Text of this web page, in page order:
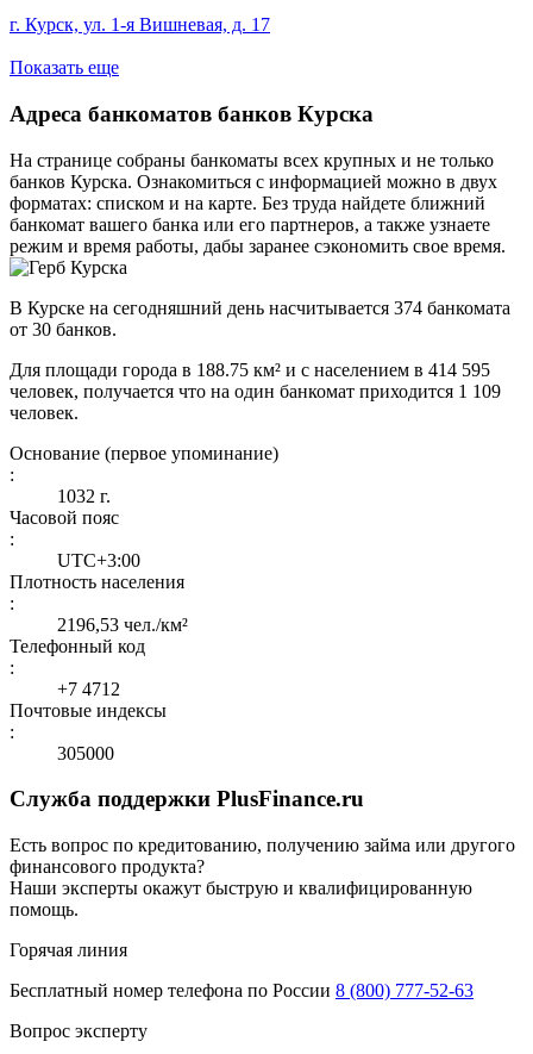
г. Курск, ул. 1-я Вишневая, д. 17
Показать еще
Адреса банкоматов банков Курска
На странице собраны банкоматы всех крупных и не только
банков Курска. Ознакомиться с информацией можно в двух
форматах: списком и на карте. Без труда найдете ближний
банкомат вашего банка или его партнеров, а также узнаете
режим и время работы, дабы заранее сэкономить свое время.
В Курске на сегодняшний день насчитывается 374 банкомата
от 30 банков.
Для площади города в 188.75 км² и с населением в 414 595
человек, получается что на один банкомат приходится 1 109
человек.
Основание (первое упоминание)
:
1032 г.
Часовой пояс
:
UTC+3:00
Плотность населения
:
2196,53 чел./км²
Телефонный код
:
+7 4712
Почтовые индексы
:
305000
Служба поддержки PlusFinance.ru
Есть вопрос по кредитованию, получению займа или другого
финансового продукта?
Наши эксперты окажут быструю и квалифицированную
помощь.
Горячая линия
Бесплатный номер телефона по России 8 (800) 777-52-63
Вопрос эксперту